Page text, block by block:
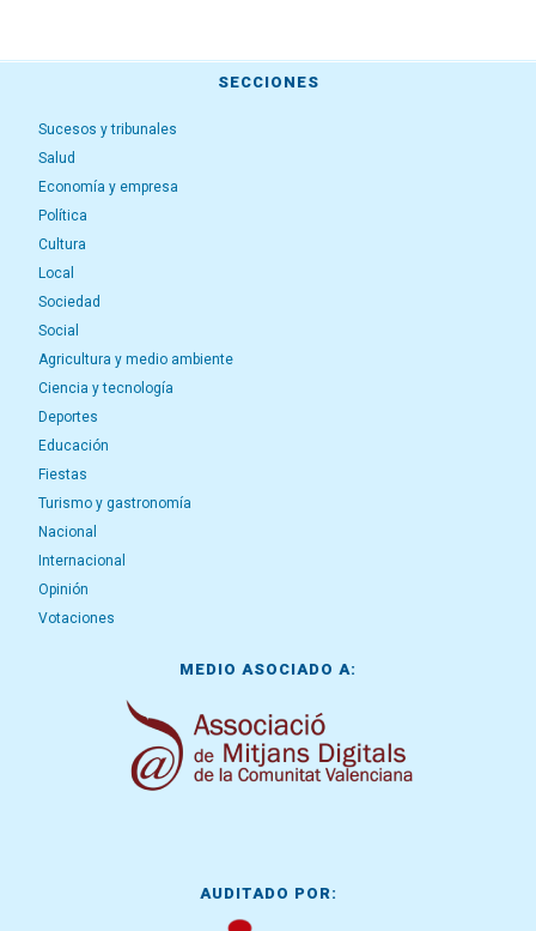
SECCIONES
Sucesos y tribunales
Salud
Economía y empresa
Política
Cultura
Local
Sociedad
Social
Agricultura y medio ambiente
Ciencia y tecnología
Deportes
Educación
Fiestas
Turismo y gastronomía
Nacional
Internacional
Opinión
Votaciones
MEDIO ASOCIADO A:
AUDITADO POR: